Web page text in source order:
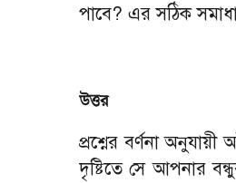
পাবে? এর সঠিক
উত্তর
প্রশ্নের বর্ণনা অনুযায়ী
দৃষ্টিতে সে আপনার